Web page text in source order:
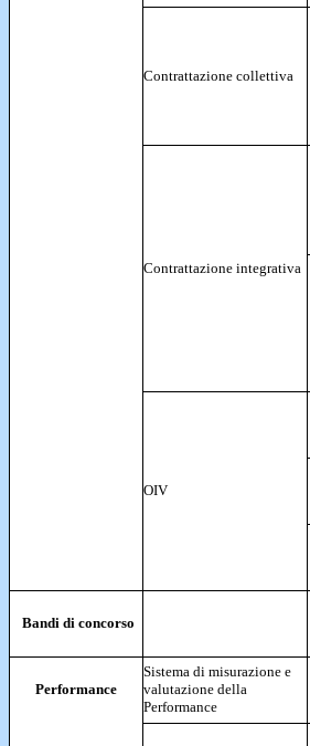
Contrattazione collettiva
Contrattazione integrativa
OIV
Bandi di concorso
Performance
Sistema di misurazione e
valutazione della
Performance